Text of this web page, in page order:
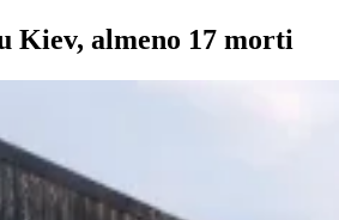
Kiev, almeno 17 morti